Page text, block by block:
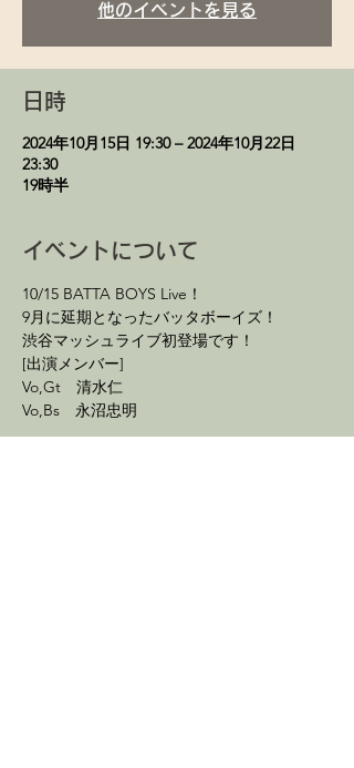
他のイベントを見る
日時
2024年10月15日 19:30 – 2024年10月22日
23:30
19時半
イベントについて
10/15 BATTA BOYS Live！
9月に延期となったバッタボーイズ！
渋谷マッシュライブ初登場です！
[出演メンバー]
Vo,Gt　清水仁
Vo,Bs　永沼忠明